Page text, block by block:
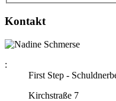
Kontakt
:
First Step -
Kirchstraße 7